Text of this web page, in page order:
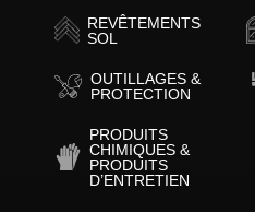
REVÊTEMENTS
SOL
OUTILLAGES &
PROTECTION
PRODUITS
CHIMIQUES &
PRODUITS
D’ENTRETIEN